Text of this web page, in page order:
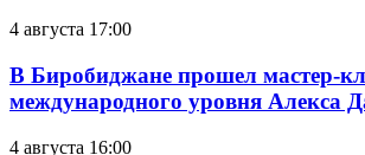
4 августа 17:00
В Биробиджане прошел мастер-
международного уровня Алекса
4 августа 16:00